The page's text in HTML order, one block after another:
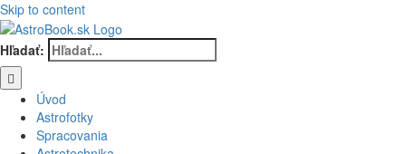
Skip to content
Hľadať:
Úvod
Astrofotky
Spracovania